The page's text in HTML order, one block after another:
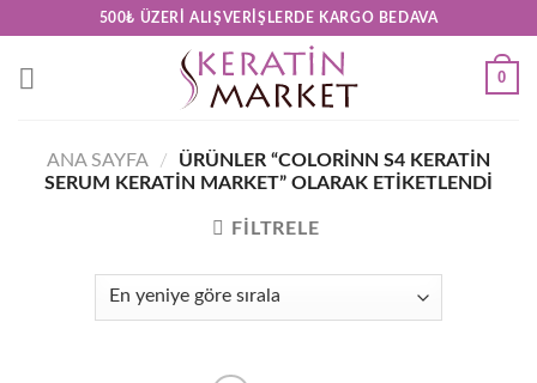
content
500₺ ÜZERI ALIŞVERIŞLERDE KARGO BEDAVA
0
ANA SAYFA /
ÜRÜNLER “COLORINN S4 KERATIN
SERUM KERATIN MARKET” OLARAK ETIKETLENDI
FILTRELE